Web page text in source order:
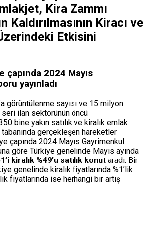
Kira Zammı
Kaldırılmasının Kiracı ve
Etkisini
çapında 2024 Mayıs
yayınladı
görüntülenme sayısı ve 15 milyon
ilan sektörünün öncü
bine yakın satılık ve kiralık emlak
tabanında gerçekleşen hareketler
çapında 2024 Mayıs Gayrimenkul
göre Türkiye genelinde Mayıs ayında
kiralık %49’u satılık konut aradı. Bir
genelinde kiralık fiyatlarında %1’lik
fiyatlarında ise herhangi bir artış